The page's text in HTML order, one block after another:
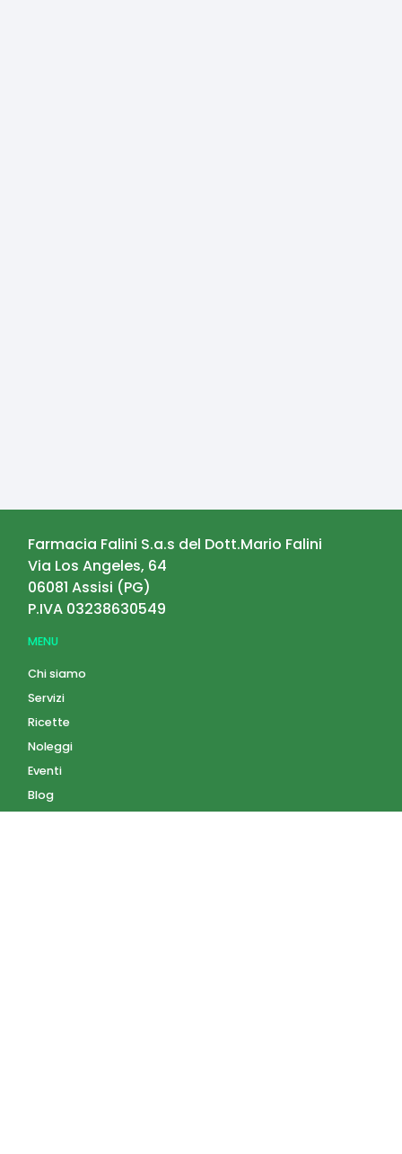
Farmacia Falini S.a.s del Dott.Mario Falini
Via Los Angeles, 64
06081 Assisi (PG)
P.IVA 03238630549
MENU
Chi siamo
Servizi
Ricette
Noleggi
Eventi
Blog